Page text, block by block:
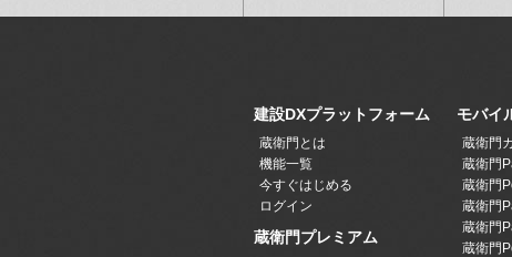
建設DXプラットフォーム
蔵衛門とは
機能一覧
今すぐはじめる
ログイン
蔵衛門プレミアム
モバイ
蔵衛門
蔵衛門
蔵衛門
蔵衛門
蔵衛門
蔵衛門